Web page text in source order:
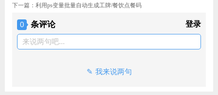
下一篇： 利用ps变量批量自动生成工牌/餐饮点餐码
0 条评论 登录
来说两句吧...
我来说两句